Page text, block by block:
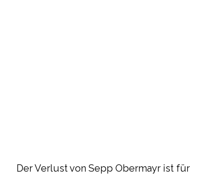
Der Verlust von Sepp Obermayr ist für